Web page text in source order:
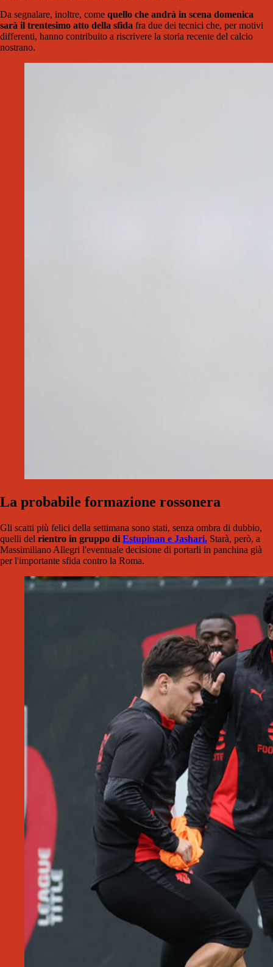
Da segnalare, inoltre, come quello che andrà in scena domenica
sarà il trentesimo atto della sfida fra due dei tecnici che, per motivi
differenti, hanno contribuito a riscrivere la storia recente del calcio
nostrano.
La probabile formazione rossonera
Gli scatti più felici della settimana sono stati, senza ombra di dubbio,
quelli del rientro in gruppo di Estupinan e Jashari. Starà, però, a
Massimiliano Allegri l'eventuale decisione di portarli in panchina già
per l'importante sfida contro la Roma.